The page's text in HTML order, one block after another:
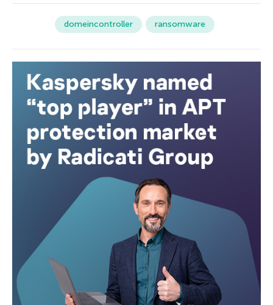
domeincontroller ransomware